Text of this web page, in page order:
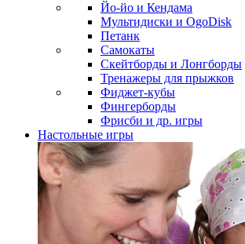
Йо-йо и Кендама
Мультидиски и OgoDisk
Петанк
Самокаты
Скейтборды и Лонгборды
Тренажеры для прыжков
Фиджет-кубы
Фингерборды
Фрисби и др. игры
Настольные игры